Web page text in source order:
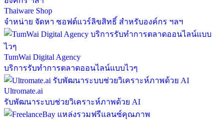
Thaiware Shop
จำหน่าย จัดหา ซอฟต์แวร์ลิขสิทธิ์ สำหรับองค์กร ฯลฯ
TumWai Digital Agency
บริการรับทำการตลาดออนไลน์แบบไวๆ
Ultromate.ai
รับพัฒนาระบบช่วยวิเคราะห์ภาพด้วย AI